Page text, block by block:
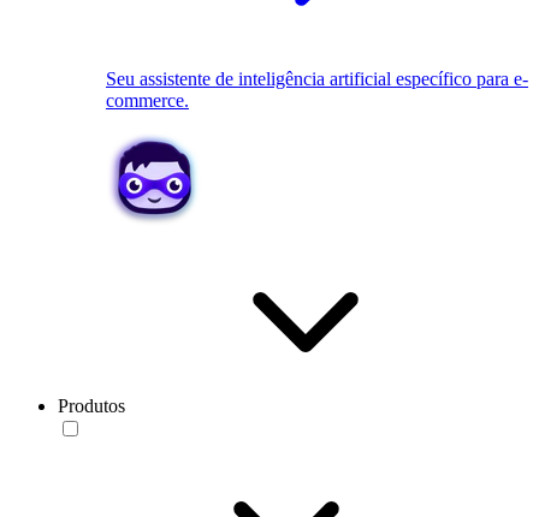
Seu assistente de inteligência artificial específico para e-
commerce.
Produtos